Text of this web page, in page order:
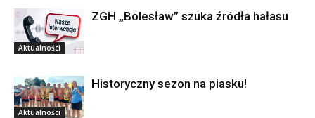
Aktualności
ZGH „Bolesław” szuka źródła hałasu
Aktualności
Historyczny sezon na piasku!